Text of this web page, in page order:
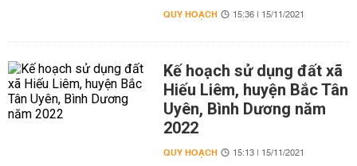
QUY HOẠCH 15:36 | 15/11/2021
Kế hoạch sử dụng đất xã
Hiếu Liêm, huyện Bắc Tân
Uyên, Bình Dương năm
2022
QUY HOẠCH 15:13 | 15/11/2021